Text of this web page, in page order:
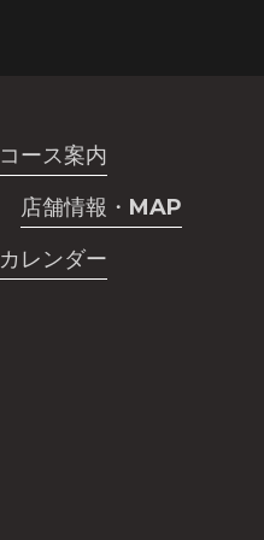
コース案内
店舗情報・MAP
カレンダー